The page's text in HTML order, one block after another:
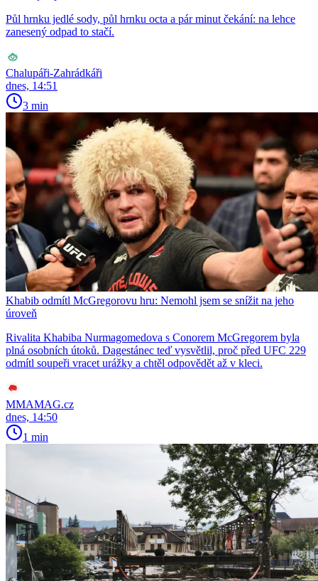
Půl hrnku jedlé sody, půl hrnku octa a pár minut čekání: na lehce
zanesený odpad to stačí.
Chalupáři-Zahrádkáři
dnes, 14:51
3 min
Khabib odmítl McGregorovu hru: Nemohl jsem se snížit na jeho
úroveň
Rivalita Khabiba Nurmagomedova s Conorem McGregorem byla
plná osobních útoků. Dagestánec teď vysvětlil, proč před UFC 229
odmítl soupeři vracet urážky a chtěl odpovědět až v kleci.
MMAMAG.cz
dnes, 14:50
1 min